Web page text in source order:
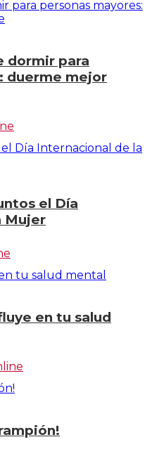
dormir para
duerme mejor
el Día
Mujer
en tu salud